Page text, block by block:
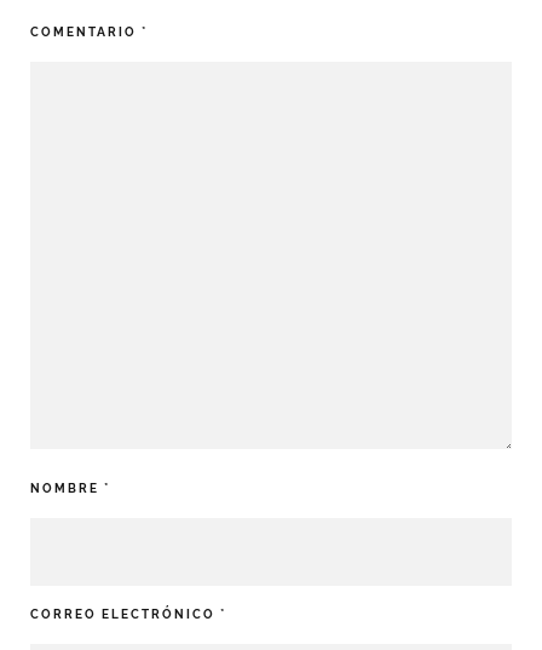
COMENTARIO *
NOMBRE *
CORREO ELECTRÓNICO *